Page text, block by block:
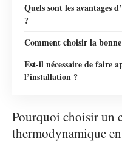
Quels sont les avantages
?
Comment choisir la
Est-il nécessaire de faire
l’installation ?
Pourquoi choisir un
thermodynamique